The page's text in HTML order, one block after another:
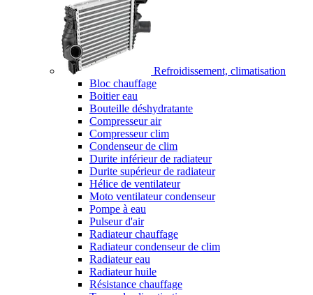
Refroidissement, climatisation
Bloc chauffage
Boitier eau
Bouteille déshydratante
Compresseur air
Compresseur clim
Condenseur de clim
Durite inférieur de radiateur
Durite supérieur de radiateur
Hélice de ventilateur
Moto ventilateur condenseur
Pompe à eau
Pulseur d'air
Radiateur chauffage
Radiateur condenseur de clim
Radiateur eau
Radiateur huile
Résistance chauffage